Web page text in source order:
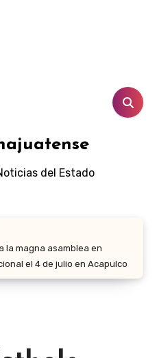
del Estado
la magna asamblea en
el 4 de julio en Acapulco